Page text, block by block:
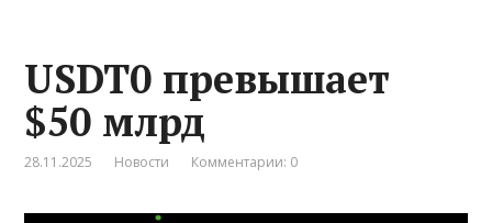
USDT0 превышает
$50 млрд
28.11.2025 Новости Комментарии: 0